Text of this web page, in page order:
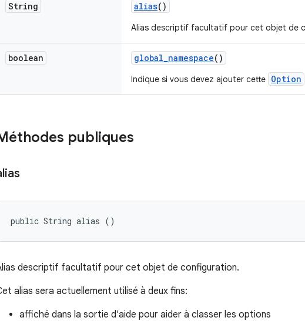
String alias()
Alias descriptif facultatif pour cet objet de
boolean global_namespace()
Indique si vous devez ajouter cette Option
publiques
public String alias ()
descriptif facultatif pour cet objet de configuration.
alias sera actuellement utilisé à deux fins:
affiché dans la sortie d'aide pour aider à classer les options